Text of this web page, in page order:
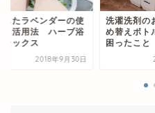
使
浴
洗濯洗剤のおしゃれな詰
め替えボトルでちょっと
困ったこと
2019年11月12日